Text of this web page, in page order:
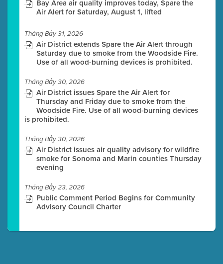
Bay Area air quality improves today, Spare the
Air Alert for Saturday, August 1, lifted
Tháng Bảy 31, 2026
Air District extends Spare the Air Alert through
Saturday due to smoke from the Woodside Fire.
Use of all wood-burning devices is prohibited.
Tháng Bảy 30, 2026
Air District issues Spare the Air Alert for
Thursday and Friday due to smoke from the
Woodside Fire. Use of all wood-burning devices
is prohibited.
Tháng Bảy 30, 2026
Air District issues air quality advisory for wildfire
smoke for Sonoma and Marin counties Thursday
evening
Tháng Bảy 23, 2026
Public Comment Period Begins for Community
Advisory Council Charter